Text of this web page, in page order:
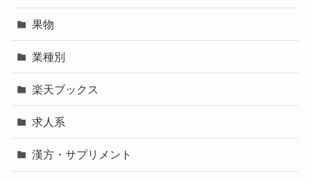
果物
業種別
楽天ブックス
求人系
漢方・サプリメント